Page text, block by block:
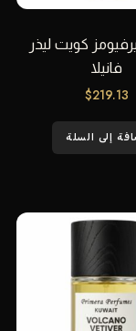
كويت ليذر
فانيلا
$219.13
إلى السلة